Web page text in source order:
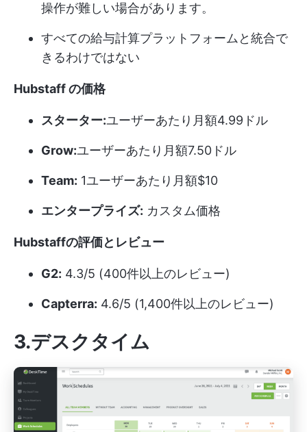
操作が難しい場合があります。
すべての給与計算プラットフォームと統合で
きるわけではない
Hubstaff の価格
スターター:ユーザーあたり月額4.99ドル
Grow:ユーザーあたり月額7.50ドル
Team: 1ユーザーあたり月額$10
エンタープライズ: カスタム価格
Hubstaffの評価とレビュー
G2: 4.3/5 (400件以上のレビュー)
Capterra: 4.6/5 (1,400件以上のレビュー)
3.デスクタイム